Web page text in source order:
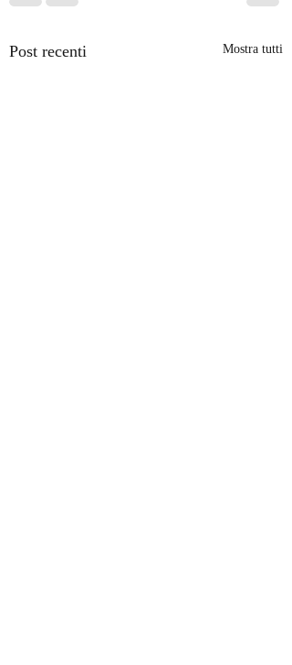
Post recenti Mostra tutti